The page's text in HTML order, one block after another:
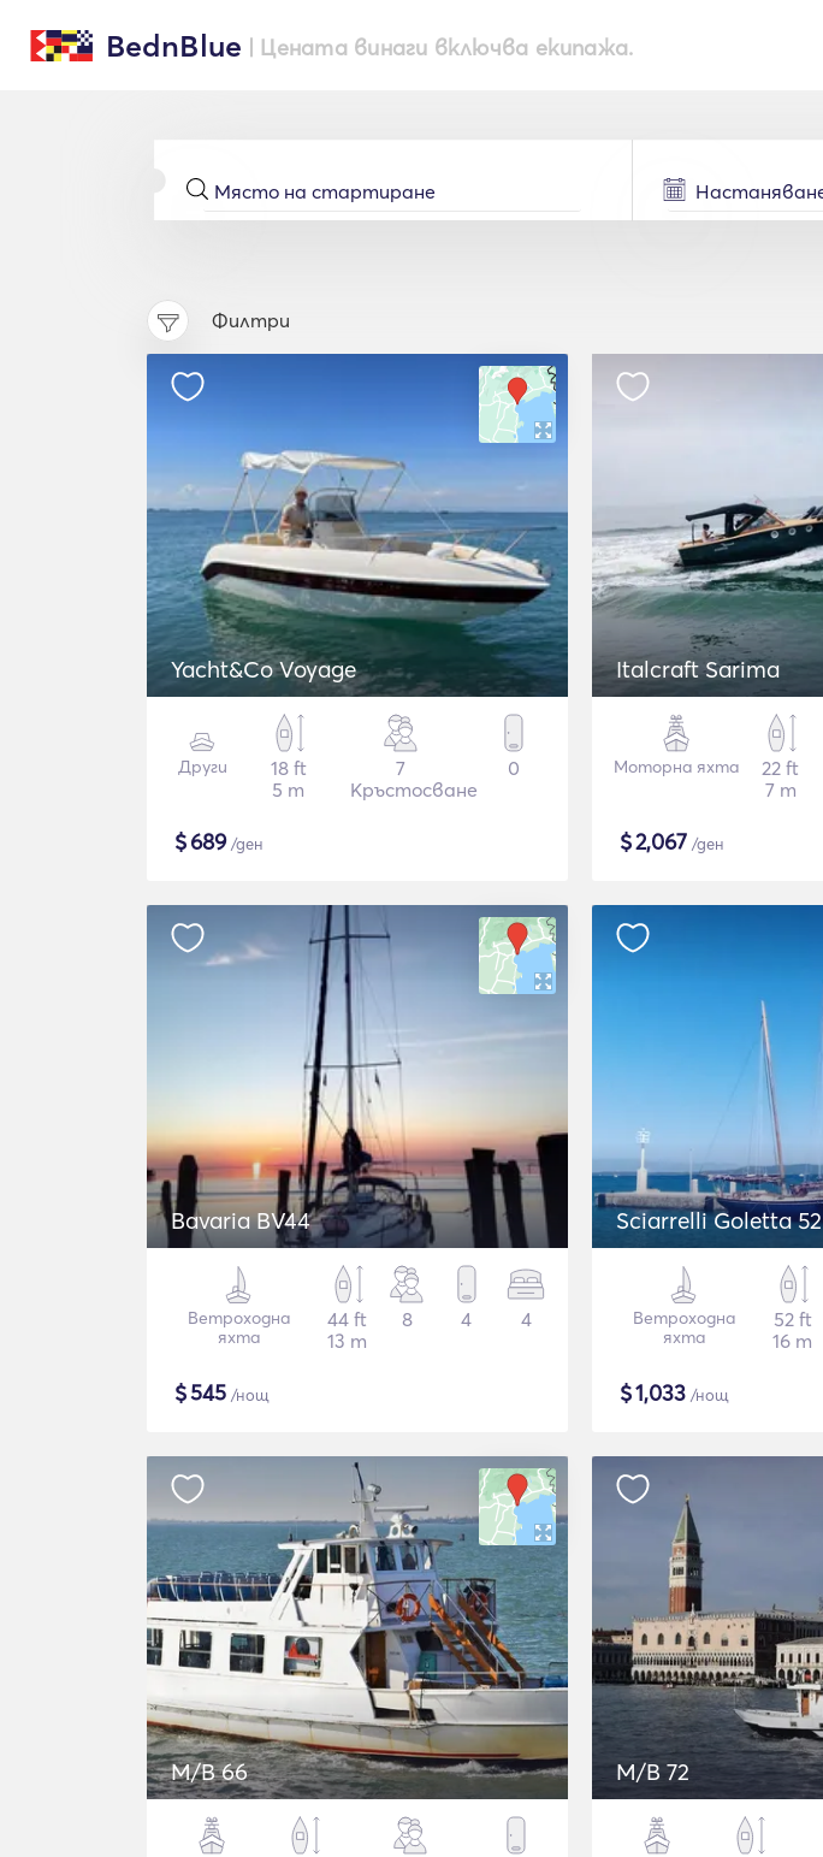
BednBlue | Цената винаги включва екипажа.
Филтри
Yacht&Co Voyage
Други
18 ft
5 m
7
Кръстосване
0
$689/ден
Italcraft Sarima
Моторна яхта
22 ft
7 m
$2,067 /ден
Bavaria BV44
Ветроходна
яхта
44 ft
13 m
8 4 4
$545 /нощ
Sciarrelli Goletta 52
Ветроходна
яхта
52 ft
16 m
$1,033 /нощ
M/B 66 M/B 72